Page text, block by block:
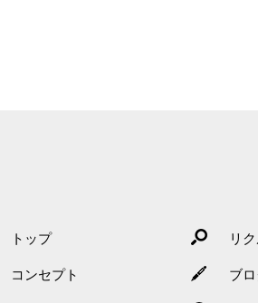
トップ
コンセプト
リ
ブ